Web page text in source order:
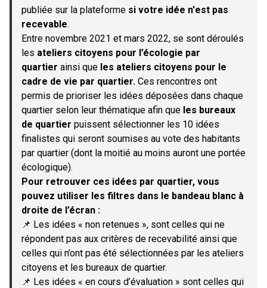
publiée sur la plateforme si votre idée n'est pas
recevable.
Entre novembre 2021 et mars 2022, se sont déroulés
les ateliers citoyens pour l’écologie par
quartier ainsi que les ateliers citoyens pour le
cadre de vie par quartier. Ces rencontres ont
permis de prioriser les idées déposées dans chaque
quartier selon leur thématique afin que les bureaux
de quartier puissent sélectionner les 10 idées
finalistes qui seront soumises au vote des habitants
par quartier (dont la moitié au moins auront une portée
écologique).
Pour retrouver ces idées par quartier, vous
pouvez utiliser les filtres dans le bandeau blanc à
droite de l’écran :
📌 Les idées « non retenues », sont celles qui ne
répondent pas aux critères de recevabilité ainsi que
celles qui n’ont pas été sélectionnées par les ateliers
citoyens et les bureaux de quartier.
📌 Les idées « en cours d’évaluation » sont celles qui